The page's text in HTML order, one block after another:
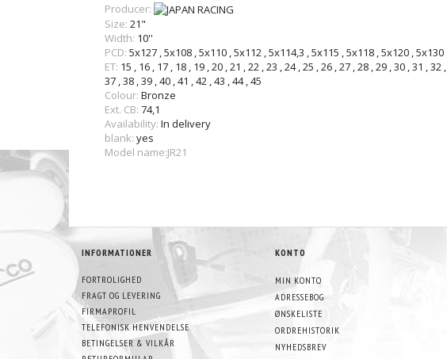
Producer:
Size: 21"
Width: 10''
PCD: 5x127 ,5x108 ,5x110 ,5x112 ,5x114,3 ,5x115 ,5x118 ,5x120 ,5x130
ET: 15 , 16 , 17 , 18 , 19 ,20 ,21 ,22 ,23 ,24,25 ,26 ,27 ,28 ,29 ,30 ,31 ,32 ,
37 ,38 ,39 ,40 ,41 ,42 ,43 ,44,45
Colour: Bronze
Ext. CB: 74,1
Availability: In delivery
blank: yes
Model name:JR21
INFORMATIONER
FORTROLIGHED
FRAGT OG LEVERING
FIRMAPROFIL
TELEFONISK HENVENDELSE
BETINGELSER & VILKÅR
KONTO
MIN KONTO
ADRESSEBOG
ØNSKELISTE
ORDREHISTORIK
NYHEDSBREV